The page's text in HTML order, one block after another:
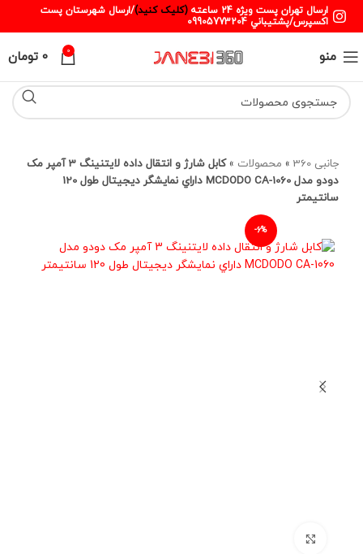
ارسال تهران پست ويژه 24 ساعته (کليک کنيد)/ارسال شهرستان پست
اکسپرس/پشتيباني 09905773204
منو 0
0 تومان
جانبی 360 » محصولات »
کابل شارژ و انتقال داده لایتنینگ 3 آمپر مک
دودو مدل MCDODO CA-1060 داراي نمایشگر دیجیتال طول 120
سانتيمتر
-6%